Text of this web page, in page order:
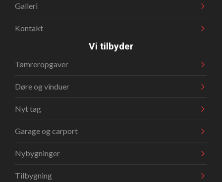
Galleri
Kontakt
Vi tilbyder
Tømreropgaver
Døre og vinduer
Nyt tag
Garage og carport
Nybygninger
Tilbygning